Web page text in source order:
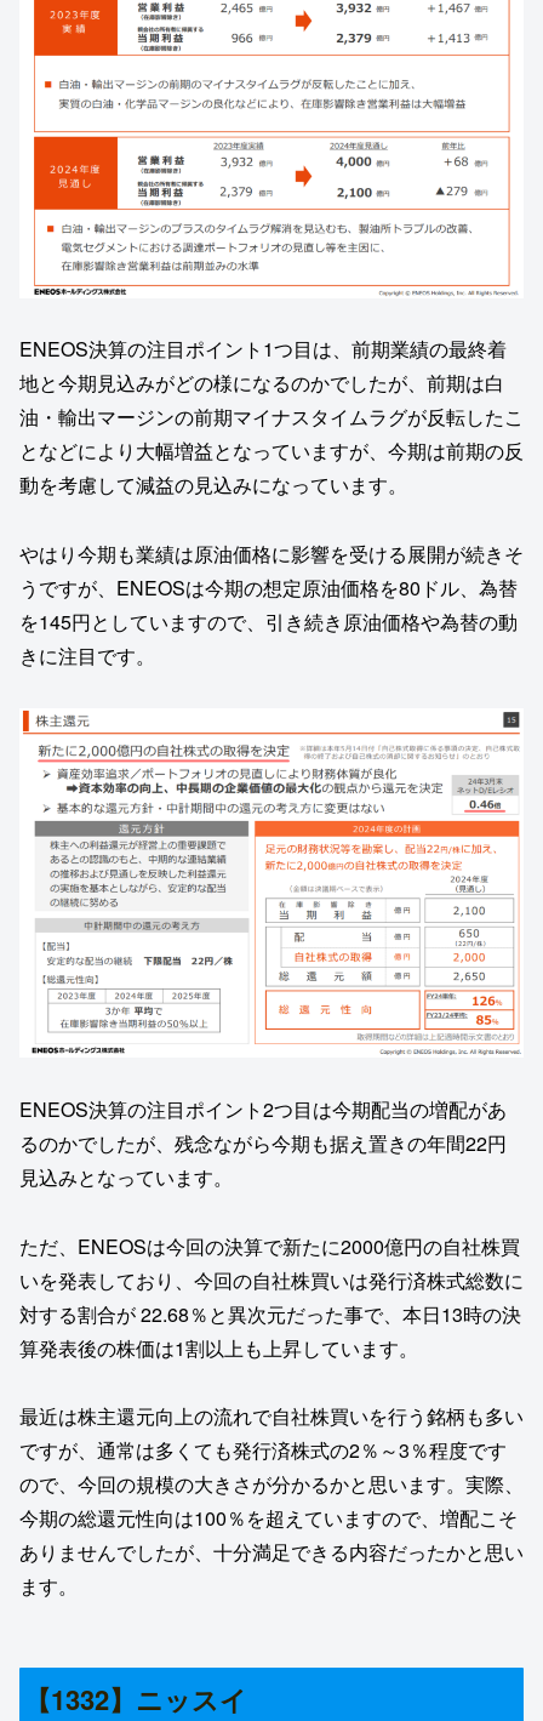
ENEOS決算の注目ポイント1つ目は、前期業績の最終着
地と今期見込みがどの様になるのかでしたが、前期は白
油・輸出マージンの前期マイナスタイムラグが反転したこ
となどにより大幅増益となっていますが、今期は前期の反
動を考慮して減益の見込みになっています。
やはり今期も業績は原油価格に影響を受ける展開が続きそ
うですが、ENEOSは今期の想定原油価格を80ドル、為替
を145円としていますので、引き続き原油価格や為替の動
きに注目です。
ENEOS決算の注目ポイント2つ目は今期配当の増配があ
るのかでしたが、残念ながら今期も据え置きの年間22円
見込みとなっています。
ただ、ENEOSは今回の決算で新たに2000億円の自社株買
いを発表しており、今回の自社株買いは発行済株式総数に
対する割合が 22.68％と異次元だった事で、本日13時の決
算発表後の株価は1割以上も上昇しています。
最近は株主還元向上の流れで自社株買いを行う銘柄も多い
ですが、通常は多くても発行済株式の2％～3％程度です
ので、今回の規模の大きさが分かるかと思います。実際、
今期の総還元性向は100％を超えていますので、増配こそ
ありませんでしたが、十分満足できる内容だったかと思い
ます。
【1332】ニッスイ